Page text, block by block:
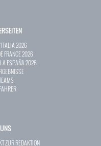
2026
FRANCE 2026
A ESPAÑA 2026
ZUR REDAKTION